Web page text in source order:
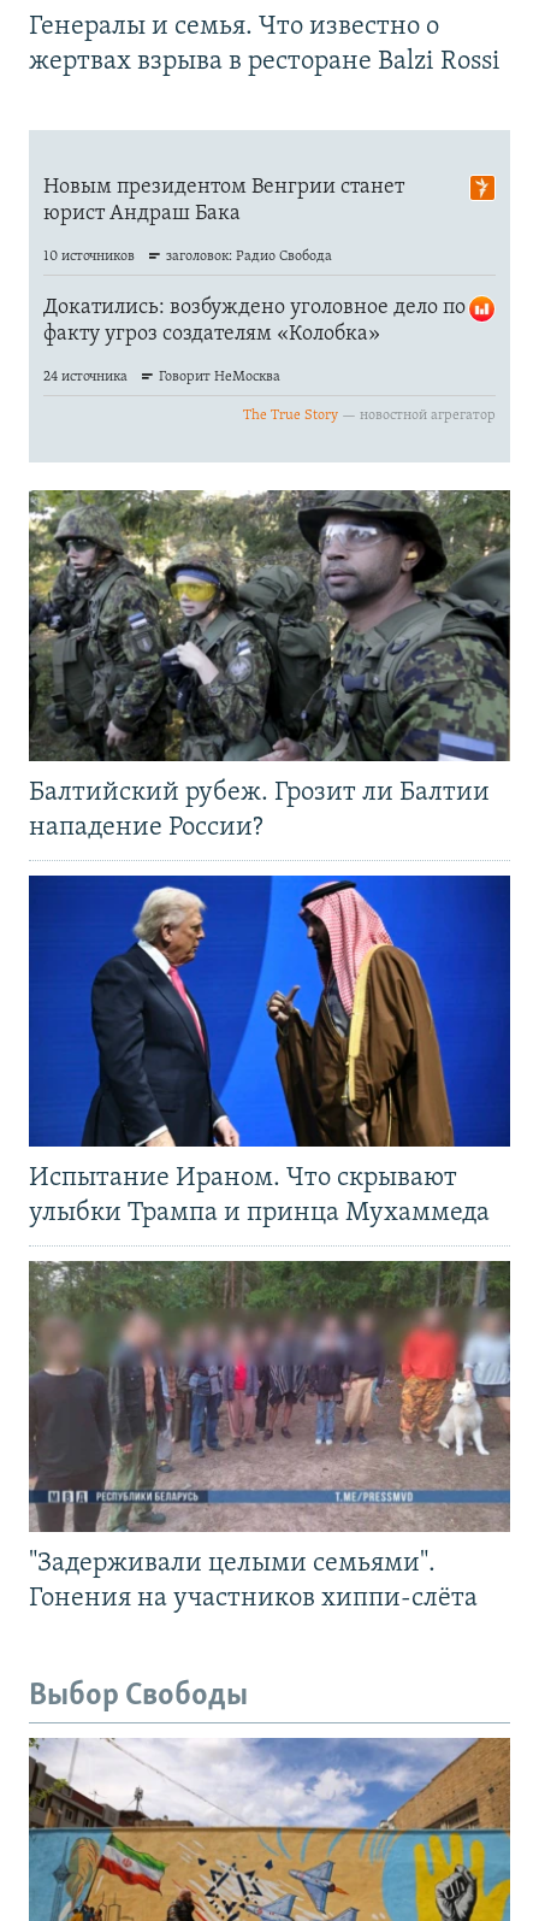
Генералы и семья. Что известно о
жертвах взрыва в ресторане Balzi Rossi
Балтийский рубеж. Грозит ли Балтии
нападение России?
Испытание Ираном. Что скрывают
улыбки Трампа и принца Мухаммеда
"Задерживали целыми семьями".
Гонения на участников хиппи-слёта
Выбор Свободы